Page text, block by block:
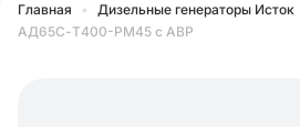
Главная • Дизельные генераторы Исток
АД65С-Т400-РМ45 с АВР